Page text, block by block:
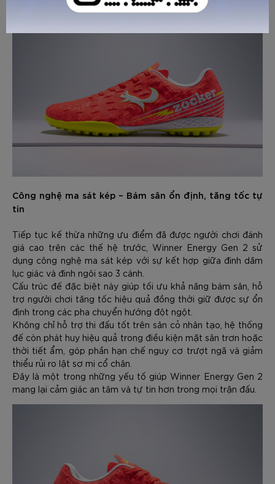
Công nghệ ma sát kép – Bám sân ổn định, tăng tốc tự
tin
Tiếp tục kế thừa những ưu điểm đã được người chơi đánh
giá cao trên các thế hệ trước, Winner Energy Gen 2 sử
dụng công nghệ ma sát kép với sự kết hợp giữa đinh dăm
lục giác và đinh ngôi sao 3 cánh.
Cấu trúc đế đặc biệt này giúp tối ưu khả năng bám sân, hỗ
trợ người chơi tăng tốc hiệu quả đồng thời giữ được sự ổn
định trong các pha chuyển hướng đột ngột.
Không chỉ hỗ trợ thi đấu tốt trên sân cỏ nhân tạo, hệ thống
đế còn phát huy hiệu quả trong điều kiện mặt sân trơn hoặc
thời tiết ẩm, góp phần hạn chế nguy cơ trượt ngã và giảm
thiểu rủi ro lật sơ mi cổ chân.
Đây là một trong những yếu tố giúp Winner Energy Gen 2
mang lại cảm giác an tâm và tự tin hơn trong mọi trận đấu.
HỦY